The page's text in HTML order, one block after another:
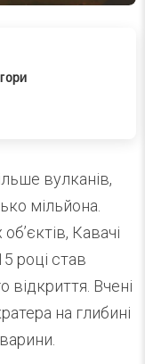
вулканів,
мільйона.
Кавачі
році став
відкриття. Вчені
на глибині